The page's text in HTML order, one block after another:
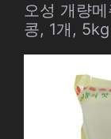
오성 개량
콩, 1개, 5kg